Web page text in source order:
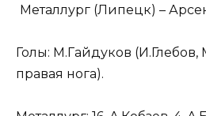
Металлург (Липецк) –
Голы: М.Гайдуков (И.Глебов,
правая нога).